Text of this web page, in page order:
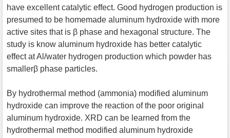
have excellent catalytic effect. Good hydrogen production is
presumed to be homemade aluminum hydroxide with more
active sites that is β phase and hexagonal structure. The
study is know aluminum hydroxide has better catalytic
effect at Al/water hydrogen production which powder has
smallerβ phase particles.
By hydrothermal method (ammonia) modified aluminum
hydroxide can improve the reaction of the poor original
aluminum hydroxide. XRD can be learned from the
hydrothermal method modified aluminum hydroxide